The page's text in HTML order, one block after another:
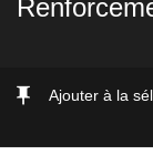
Ajouter à la